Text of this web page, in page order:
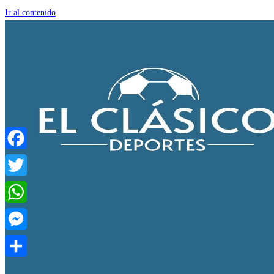
Ir al contenido
Facebook
Twitter
WhatsApp
Messenger